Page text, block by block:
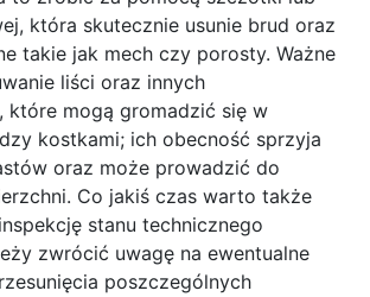
która skutecznie usunie brud oraz
takie jak mech czy porosty. Ważne
liści oraz innych
które mogą gromadzić się w
kostkami; ich obecność sprzyja
oraz może prowadzić do
Co jakiś czas warto także
stanu technicznego
zwrócić uwagę na ewentualne
poszczególnych